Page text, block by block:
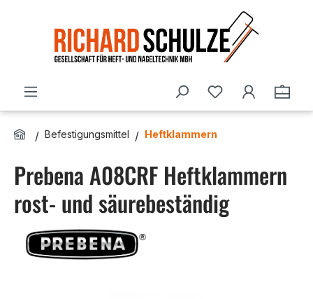
Du hast 0
Befestigungsmittel Heftklammern
Prebena A08CRF Heftklammern
rost- und säurebeständig